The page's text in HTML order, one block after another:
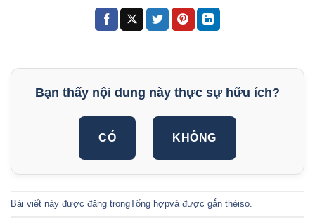
Bạn thấy nội dung này thực sự hữu ích?
CÓ KHÔNG
Bài viết này được đăng trongTổng hợpvà được gắn thẻiso